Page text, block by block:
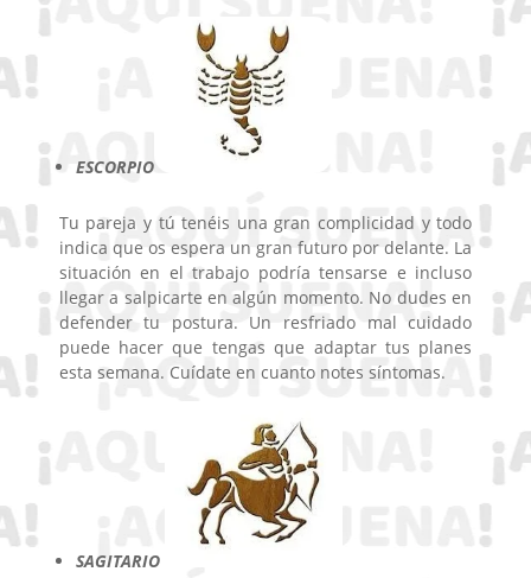
ESCORPIO
Tu pareja y tú tenéis una gran complicidad y todo
indica que os espera un gran futuro por delante. La
situación en el trabajo podría tensarse e incluso
llegar a salpicarte en algún momento. No dudes en
defender tu postura. Un resfriado mal cuidado
puede hacer que tengas que adaptar tus planes
esta semana. Cuídate en cuanto notes síntomas.
SAGITARIO